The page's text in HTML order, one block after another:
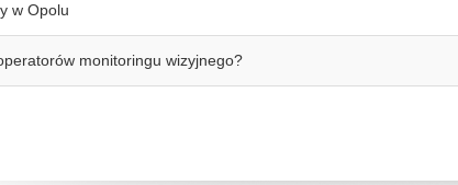
w Opolu
monitoringu wizyjnego?